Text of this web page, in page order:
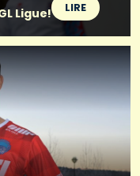
Ligue!
LIRE